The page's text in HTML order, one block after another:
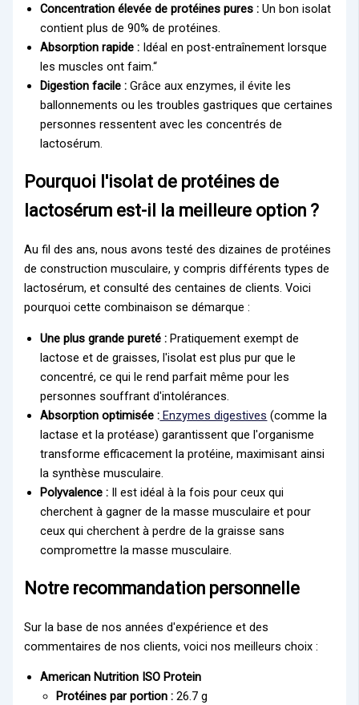
Concentration élevée de protéines pures : Un bon isolat
contient plus de 90% de protéines.
Absorption rapide : Idéal en post-entraînement lorsque
les muscles ont faim.“
Digestion facile : Grâce aux enzymes, il évite les
ballonnements ou les troubles gastriques que certaines
personnes ressentent avec les concentrés de
lactosérum.
Pourquoi l'isolat de protéines de
lactosérum est-il la meilleure option ?
Au fil des ans, nous avons testé des dizaines de protéines
de construction musculaire, y compris différents types de
lactosérum, et consulté des centaines de clients. Voici
pourquoi cette combinaison se démarque :
Une plus grande pureté : Pratiquement exempt de
lactose et de graisses, l'isolat est plus pur que le
concentré, ce qui le rend parfait même pour les
personnes souffrant d'intolérances.
Absorption optimisée : Enzymes digestives (comme la
lactase et la protéase) garantissent que l'organisme
transforme efficacement la protéine, maximisant ainsi
la synthèse musculaire.
Polyvalence : Il est idéal à la fois pour ceux qui
cherchent à gagner de la masse musculaire et pour
ceux qui cherchent à perdre de la graisse sans
compromettre la masse musculaire.
Notre recommandation personnelle
Sur la base de nos années d'expérience et des
commentaires de nos clients, voici nos meilleurs choix :
American Nutrition ISO Protein
Protéines par portion : 26.7 g